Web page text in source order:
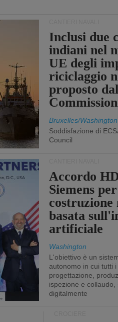
Inclusi due
indiani nel
UE degli
riciclaggio
proposto
Bruxelles/Washington
Soddisfazione di
Council
Accordo
Siemens
costruzione
basata
artificiale
Washington
L'obiettivo è un
autonomo in cui tutti
progettazione,
ispezione e collaudo,
digitalmente